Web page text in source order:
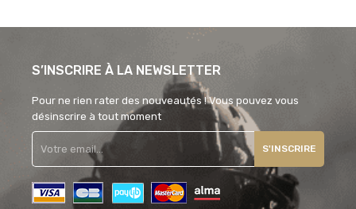
S’INSCRIRE À LA NEWSLETTER
Pour ne rien rater des nouveautés ! Vous pouvez vous
désinscrire à tout moment
S'INSCRIRE